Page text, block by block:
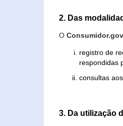
2. Das
O
registro de
respondidas
consultas
3. Da utilização